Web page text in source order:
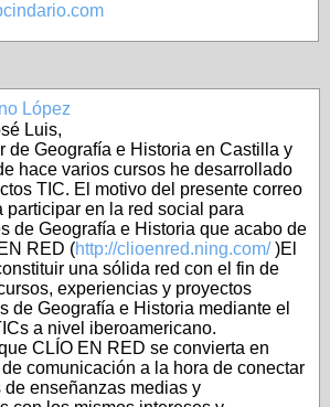
López
Luis,
de Geografía e Historia en Castilla y
hace varios cursos he desarrollado
TIC. El motivo del presente correo
participar en la red social para
de Geografía e Historia que acabo de
RED (http://clioenred.ning.com/)El
una sólida red con el fin de
experiencias y proyectos
de Geografía e Historia mediante el
a nivel iberoamericano.
CLÍO EN RED se convierta en
comunicación a la hora de conectar
de enseñanzas medias y